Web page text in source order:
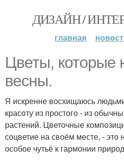
ДИЗАЙН /
главная
Цветы, которые
весны.
Я искренне восхищаюсь
красоту из простого - из
растений. Цветочные
соцветие на своём месте, - это
особое чутьё к гармонии